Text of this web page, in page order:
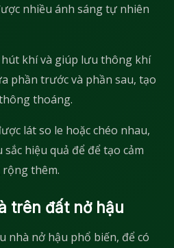
nhiều ánh sáng tự nhiên
khí và giúp lưu thông khí
phần trước và phần sau, tạo
thoáng.
lát so le hoặc chéo nhau,
hiệu quả để để tạo cảm
thêm.
trên đất nở hậu
nhà nở hậu phổ biến, để có